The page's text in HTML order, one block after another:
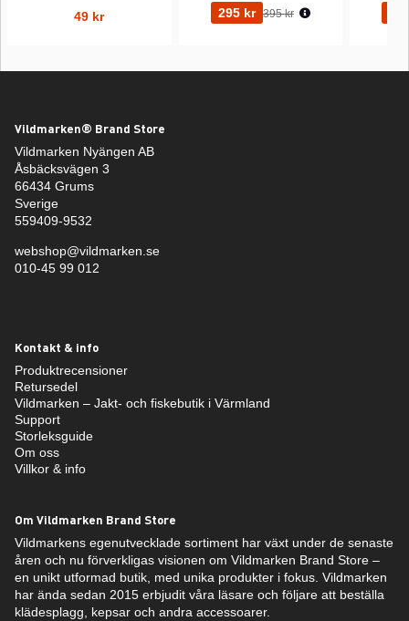
49 kr 295 kr Ordinarie pris:
395 kr
Vildmarken® Brand Store
Vildmarken Nyängen AB
Åsbäcksvägen 3
66434 Grums
Sverige
559409-9532
webshop@vildmarken.se
010-45 99 012
Kontakt & info
Produktrecensioner
Retursedel
Vildmarken – Jakt- och fiskebutik i Värmland
Support
Storleksguide
Om oss
Villkor & info
Om Vildmarken Brand Store
Vildmarkens egenutvecklade sortiment har växt under de senaste
åren och nu förverkligas visionen om Vildmarken Brand Store –
en unikt utformad butik, med unika produkter i fokus. Vildmarken
har ända sedan 2015 erbjudit våra läsare och följare att beställa
klädesplagg, kepsar och andra accessoarer.